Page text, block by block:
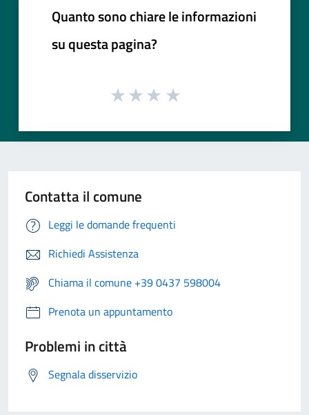
Quanto sono chiare le informazioni
su questa pagina?
Contatta il comune
Leggi le domande frequenti
Richiedi Assistenza
Chiama il comune +39 0437 598004
Prenota un appuntamento
Problemi in città
Segnala disservizio